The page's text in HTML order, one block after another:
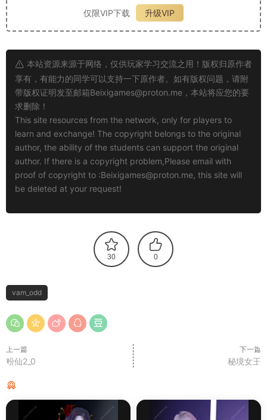
仅限VIP下载
升级VIP
本站资源来源于网络，仅供玩家学习交流之用！版权归原作者
享有，有能力的同学可以支持一下原作者。如有版权问题，请附
带版权证明发至邮箱Beixigames@proton.me ，本站将应您的要
求删除！
This site resources from the network, only for players to
learn and exchange! The copyright belongs to the original
author, the ability of the students can support the original
author. If there is a copyright problem,Please email with
proof of copyright to :Beixigames@proton.me, this site will
be deleted at your request!
30 0
vam_odd
上一篇
粉仙2_0
下一篇
秘境女王